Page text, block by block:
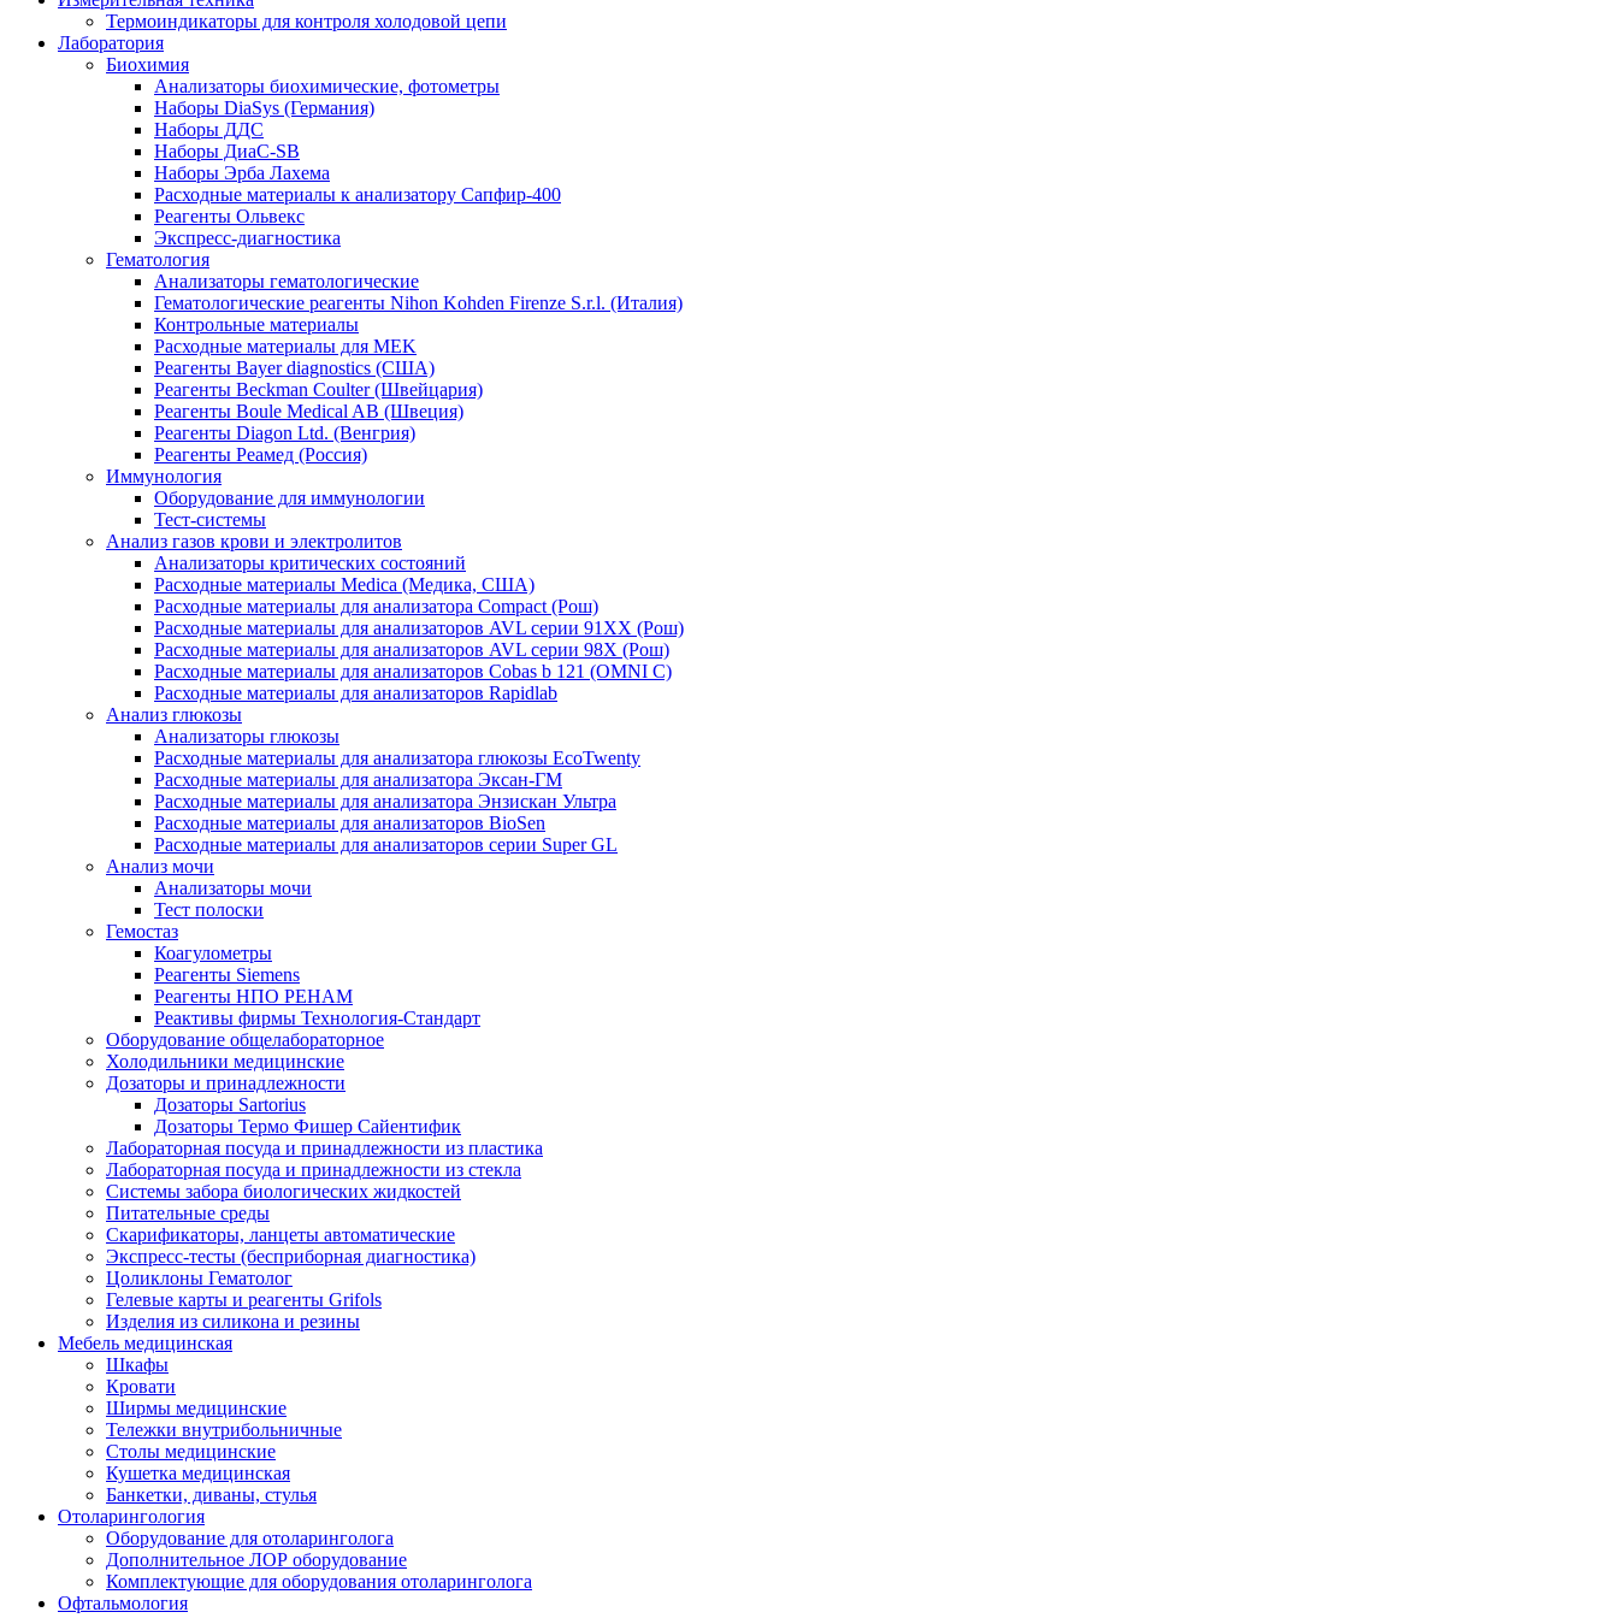
Термоиндикаторы для контроля холодовой цепи
Лаборатория
Биохимия
Анализаторы биохимические, фотометры
Наборы DiaSys (Германия)
Наборы ДДС
Наборы ДиаС-SB
Наборы Эрба Лахема
Расходные материалы к анализатору Сапфир-400
Реагенты Ольвекс
Экспресс-диагностика
Гематология
Анализаторы гематологические
Гематологические реагенты Nihon Kohden Firenze S.r.l. (Италия)
Контрольные материалы
Расходные материалы для MEK
Реагенты Bayer diagnostics (США)
Реагенты Beckman Coulter (Швейцария)
Реагенты Boule Medical AB (Швеция)
Реагенты Diagon Ltd. (Венгрия)
Реагенты Реамед (Россия)
Иммунология
Оборудование для иммунологии
Тест-системы
Анализ газов крови и электролитов
Анализаторы критических состояний
Расходные материалы Medica (Медика, США)
Расходные материалы для анализатора Compact (Рош)
Расходные материалы для анализаторов AVL серии 91ХХ (Рош)
Расходные материалы для анализаторов AVL серии 98Х (Рош)
Расходные материалы для анализаторов Cobas b 121 (OMNI C)
Расходные материалы для анализаторов Rapidlab
Анализ глюкозы
Анализаторы глюкозы
Расходные материалы для анализатора глюкозы EcoTwenty
Расходные материалы для анализатора Эксан-ГМ
Расходные материалы для анализатора Энзискан Ультра
Расходные материалы для анализаторов BioSen
Расходные материалы для анализаторов серии Super GL
Анализ мочи
Анализаторы мочи
Тест полоски
Гемостаз
Коагулометры
Реагенты Siemens
Реагенты НПО РЕНАМ
Реактивы фирмы Технология-Стандарт
Оборудование общелабораторное
Холодильники медицинские
Дозаторы и принадлежности
Дозаторы Sartorius
Дозаторы Термо Фишер Сайентифик
Лабораторная посуда и принадлежности из пластика
Лабораторная посуда и принадлежности из стекла
Системы забора биологических жидкостей
Питательные среды
Скарификаторы, ланцеты автоматические
Экспресс-тесты (бесприборная диагностика)
Цоликлоны Гематолог
Гелевые карты и реагенты Grifols
Изделия из силикона и резины
Мебель медицинская
Шкафы
Кровати
Ширмы медицинские
Тележки внутрибольничные
Столы медицинские
Кушетка медицинская
Банкетки, диваны, стулья
Отоларингология
Оборудование для отоларинголога
Дополнительное ЛОР оборудование
Комплектующие для оборудования отоларинголога
Офтальмология